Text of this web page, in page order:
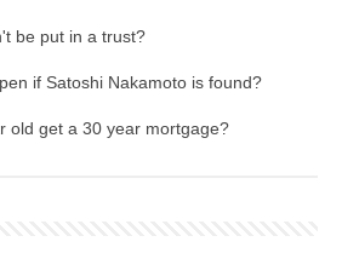
be put in a trust?
if Satoshi Nakamoto is found?
old get a 30 year mortgage?